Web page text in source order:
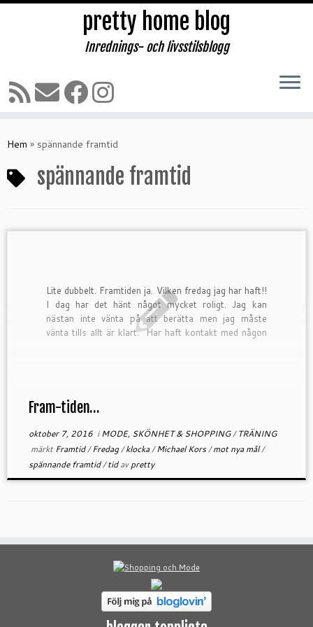
till
pretty home blog
Inrednings- och livsstilsblogg
Hem » spännande framtid
spännande framtid
Lite dubbelt. Framtiden ja. Vilken fredag jag har haft!!
I dag har det hänt något mycket roligt. Jag kan
nästan inte vänta på att berätta men jag måste
vänta tills allt är klart. Har haft kontakt med någon
Fram-tiden…
oktober 7, 2016iMODE, SKÖNHET & SHOPPING/TRÄNING
märktFramtid/Fredag/klocka/Michael Kors/mot nya mål/
spännande framtid/tidavpretty